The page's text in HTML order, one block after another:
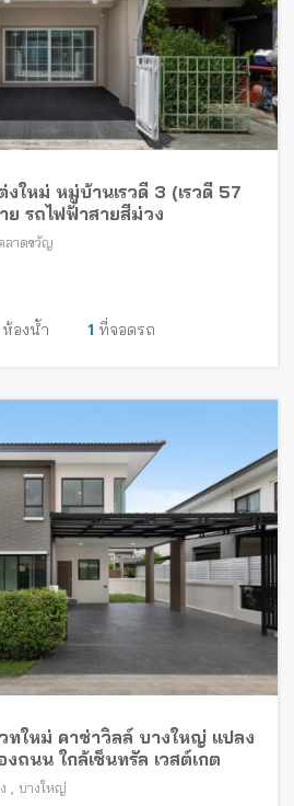
ใหม่ หมู่บ้านเรวดี 3 (เรวดี 57
ย รถไฟฟ้าสายสีม่วง
ลาดขวัญ
ห้องน้ำ 1 ที่จอดรถ
ทใหม่ คาซ่าวิลล์ บางใหญ่ แปลง
ถนน ใกล้เซ็นทรัล เวสต์เกต
บางใหญ่